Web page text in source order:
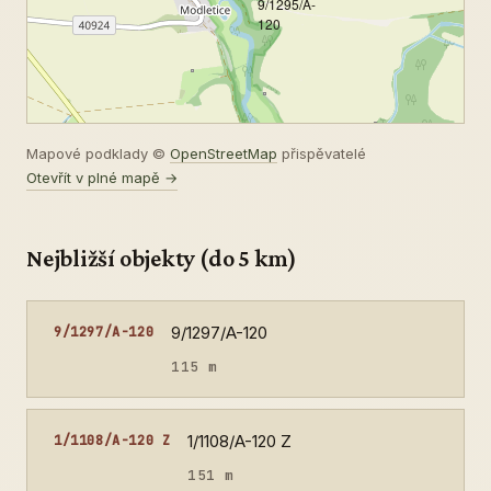
120
Mapové podklady © OpenStreetMap přispěvatelé
Otevřít v plné mapě →
Nejbližší objekty (do 5 km)
9/1297/A-120 9/1297/A-120
115 m
1/1108/A-120 Z 1/1108/A-120 Z
151 m